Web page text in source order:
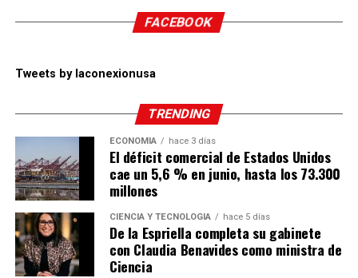
FACEBOOK
Tweets by laconexionusa
TRENDING
ECONOMÍA hace 3 días
El déficit comercial de Estados Unidos
cae un 5,6 % en junio, hasta los 73.300
millones
CIENCIA Y TECNOLOGÍA hace 5 días
De la Espriella completa su gabinete
con Claudia Benavides como ministra de
Ciencia